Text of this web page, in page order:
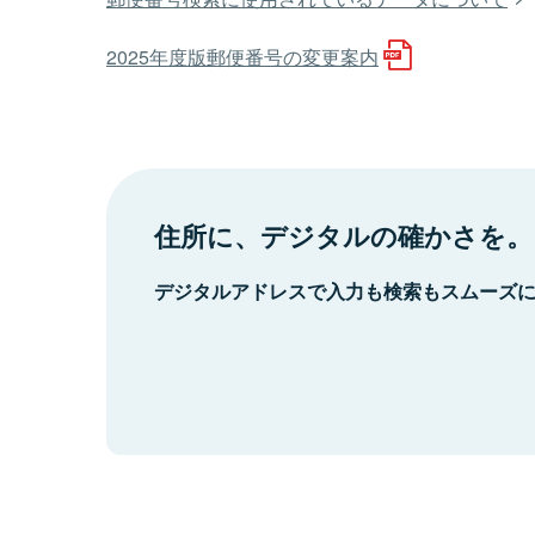
2025年度版郵便番号の変更案内
住所に、デジタルの確かさを。
デジタルアドレスで入力も検索もスムーズ